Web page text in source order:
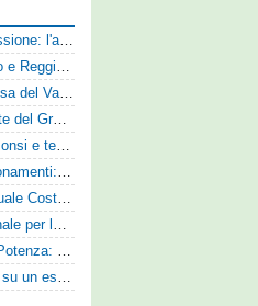
Catania, corsa contro il tempo per la fideiussione: l'annuncio della società e le ragioni dello slittamento
Corsa a tre per Matteo Alluci: Prato, Chievo e Reggina sul centrocampista
UFFICIALE: Un esperto centrale per la difesa del Vado
UFFICIALE: Doppio nuovo acquisto da parte del Grosseto
La Reggiana si rinnova: definito l'arrivo di Ponsi e test con l'Alcione
Livorno, alta tensione sulla campagna abbonamenti: la stoccata della Curva Nord alla società
Ternana, rinforzo in attacco: in arrivo Pasquale Costanzo dalla Paganese
UFFICIALE: Real Aversa, colpo internazionale per la difesa
Ascoli, l'allarme di mister Tomei prima del Potenza: «Mettiamoci l'elmetto, l'obiettivo è la salvezza e non dobbiamo vendere fumo!»
La Maceratese punta in alto: mirino messo su un esperto centrocampista